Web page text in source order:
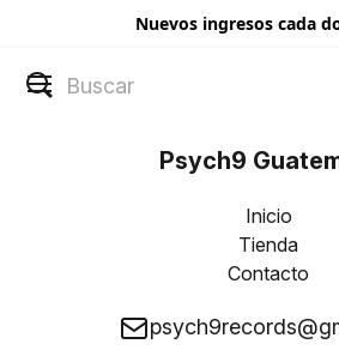
Nuevos ingresos cada
Psych9
Inicio
Tienda
Contacto